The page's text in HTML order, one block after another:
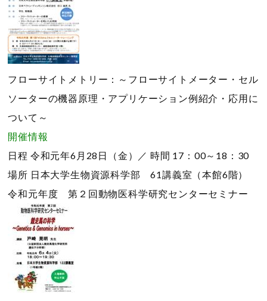
フローサイトメトリー：～フローサイトメーター・セル
ソーターの機器原理・アプリケーション例紹介・応用に
ついて～
開催情報
日程 令和元年6月28日（金）／ 時間 17：00～18：30
場所 日本大学生物資源科学部 61講義室（本館6階）
令和元年度 第２回動物医科学研究センターセミナー